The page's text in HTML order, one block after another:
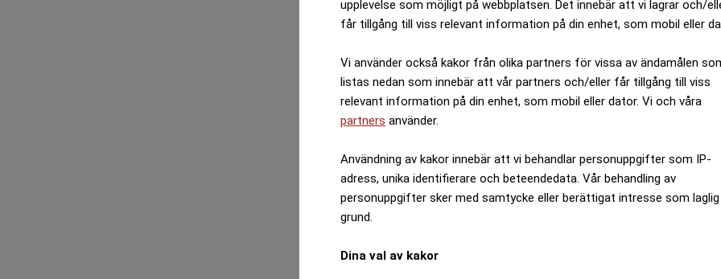
upplevelse som möjligt på webbplatsen. Det innebär att vi lagrar och/
får tillgång till viss relevant information på din enhet, som mobil eller
Vi använder också kakor från olika partners för vissa av ändamålen
listas nedan som innebär att vår partners och/eller får tillgång till viss
relevant information på din enhet, som mobil eller dator. Vi och våra
partners använder.
Användning av kakor innebär att vi behandlar personuppgifter som IP-
adress, unika identifierare och beteendedata. Vår behandling av
personuppgifter sker med samtycke eller berättigat intresse som laglig
grund.
Dina val av kakor